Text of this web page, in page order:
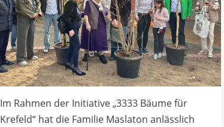
Im Rahmen der Initiative „3333 Bäume für
Krefeld“ hat die Familie Maslaton anlässlich